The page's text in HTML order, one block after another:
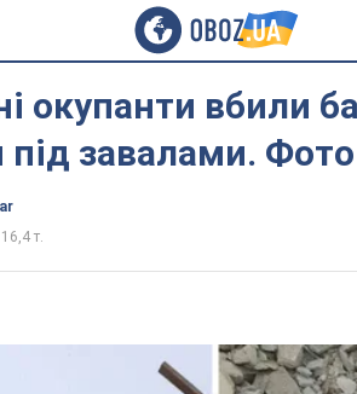
окупанти вбили
під завалами. Фото
16,4 т.